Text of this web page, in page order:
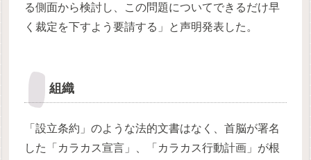
る側面から検討し、この問題についてできるだけ早
く裁定を下すよう要請する」と声明発表した。
組織
「設立条約」のような法的文書はなく、首脳が署名
した「カラカス宣言」、「カラカス行動計画」が根